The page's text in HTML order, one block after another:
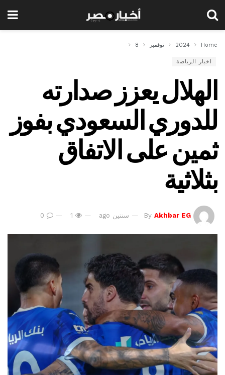
Home
2024 نوفمبر 8
اخبار الرياضة
الهلال يعزز صدارته
للدوري السعودي بفوز
ثمين على الاتفاق
بثلاثية
By Akhbar EG سنتين ago